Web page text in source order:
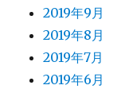
2019年9月
2019年8月
2019年7月
2019年6月